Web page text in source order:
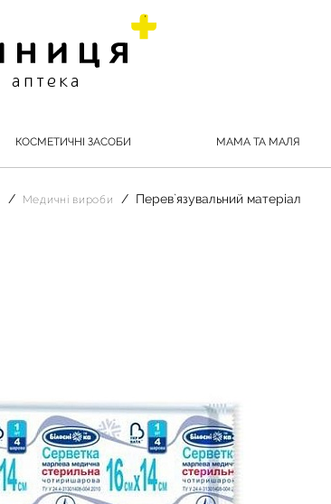
КОСМЕТИЧНІ ЗАСОБИ МАМА ТА МАЛЯ
Медичні вироби Перев`язувальний матеріал